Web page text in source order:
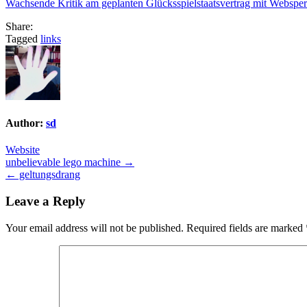
Wachsende Kritik am geplanten Glücksspielstaatsvertrag mit
Share:
Tagged links
Author: sd
Website
Post
navigation
unbelievable lego machine →
← geltungsdrang
Leave a Reply
Your email address will not be published. Required fields are marked